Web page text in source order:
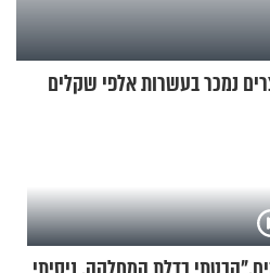
נמכר בעשרות אלפי שקלים